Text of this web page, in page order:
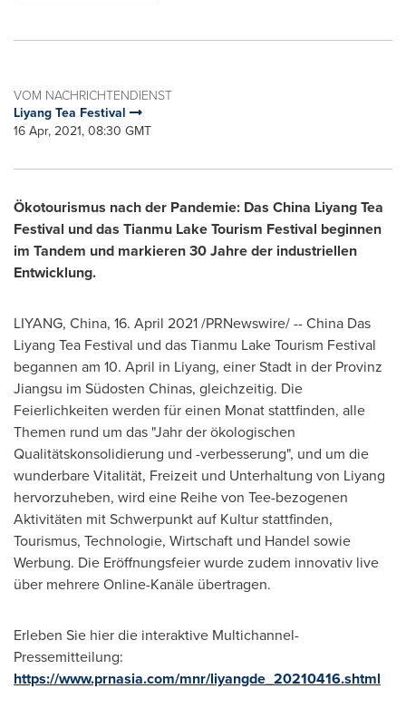
VOM NACHRICHTENDIENST
Liyang Tea Festival
16 Apr, 2021, 08:30 GMT
Ökotourismus nach der Pandemie: Das China Liyang Tea
Festival und das Tianmu Lake Tourism Festival beginnen
im Tandem und markieren 30 Jahre der industriellen
Entwicklung.
LIYANG, China, 16. April 2021/PRNewswire/ -- China Das
Liyang Tea Festival und das Tianmu Lake Tourism Festival
begannen am 10. April in Liyang, einer Stadt in der Provinz
Jiangsu im Südosten Chinas, gleichzeitig. Die
Feierlichkeiten werden für einen Monat stattfinden, alle
Themen rund um das "Jahr derökologischen
Qualitätskonsolidierung und -verbesserung", und um die
wunderbare Vitalität, Freizeit und Unterhaltung von Liyang
hervorzuheben, wird eine Reihe von Tee-bezogenen
Aktivitäten mit Schwerpunkt auf Kultur stattfinden,
Tourismus, Technologie, Wirtschaft und Handel sowie
Werbung. Die Eröffnungsfeier wurde zudem innovativ live
über mehrere Online-Kanäle übertragen.
Erleben Sie hier die interaktive Multichannel-
Pressemitteilung:
https://www.prnasia.com/mnr/liyangde_20210416.shtml